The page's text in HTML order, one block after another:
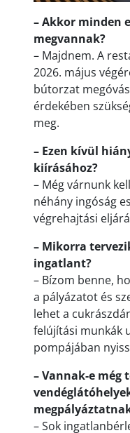
– Akkor minden
megvannak?
– Majdnem. A
2026. május
bútorzat
érdekében
meg.
– Ezen kívül
kiírásához?
– Még várnunk
néhány ingóság
végrehajtási
– Mikorra
ingatlant?
– Bízom benne,
a pályázatot és
lehet a
felújítási munkák
pompájában
– Vannak-e
– Sok